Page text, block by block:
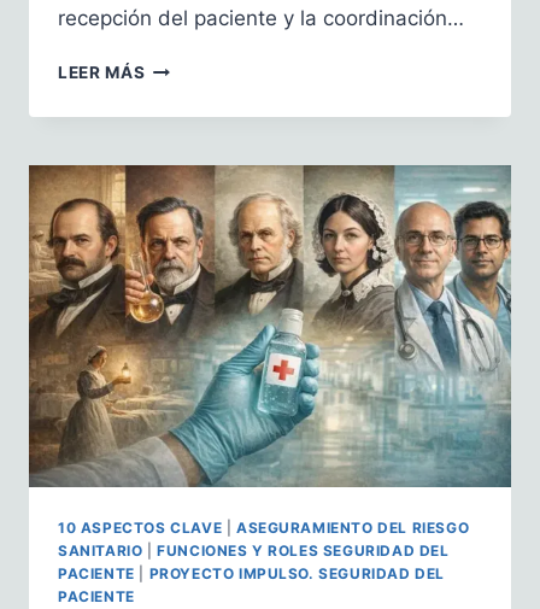
recepción del paciente y la coordinación…
LEER MÁS PROCESOS
ADMISIÓN
GESTIÓN
DEL
PACIENTE:
DETERMINANTES
EN
EL
SISTEMA
DE
SEGURIDAD
DEL
PACIENTE
10 ASPECTOS CLAVE
ASEGURAMIENTO DEL RIESGO
SANITARIO |FUNCIONES Y ROLES SEGURIDAD DEL
PACIENTE
PROYECTO IMPULSO. SEGURIDAD DEL
PACIENTE